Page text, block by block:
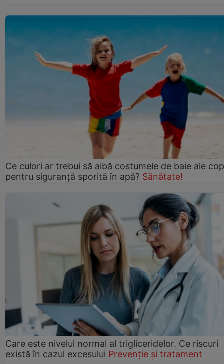
Ce culori ar trebui să aibă costumele de baie ale
pentru siguranță sporită în apă? Sănătate!
Care este nivelul normal al trigliceridelor. Ce riscuri
există în cazul excesului Prevenție și tratament